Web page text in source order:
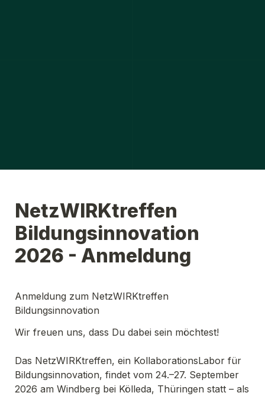
NetzWIRKtreffen
Bildungsinnovation
2026 - Anmeldung
Anmeldung zum NetzWIRKtreffen
Bildungsinnovation
Das NetzWIRKtreffen, ein KollaborationsLabor für
Bildungsinnovation, findet vom 24.–27. September
2026 am Windberg bei Kölleda, Thüringen statt – als